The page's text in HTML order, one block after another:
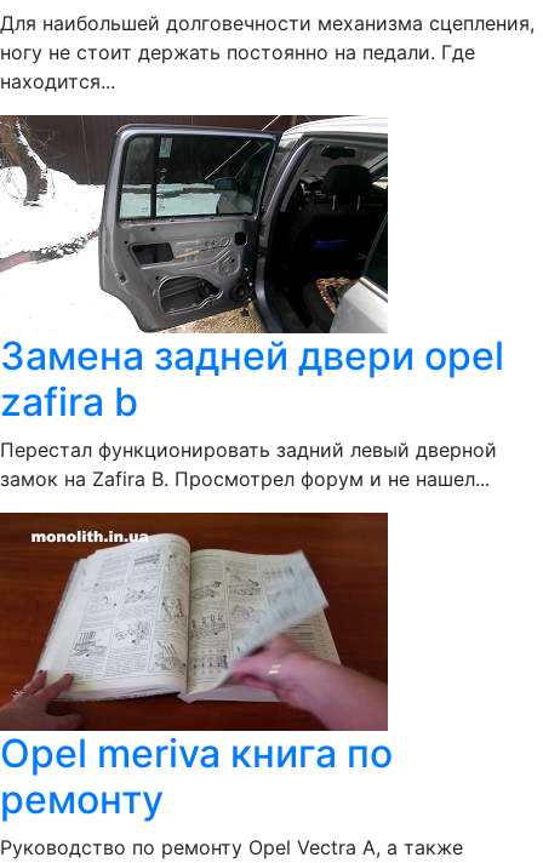
Для наибольшей долговечности механизма сцепления,
ногу не стоит держать постоянно на педали. Где
находится...
Замена задней двери opel
zafira b
Перестал функционировать задний левый дверной
замок на Zafira B. Просмотрел форум и не нашел...
Opel meriva книга по
ремонту
Руководство по ремонту Opel Vectra A, а также